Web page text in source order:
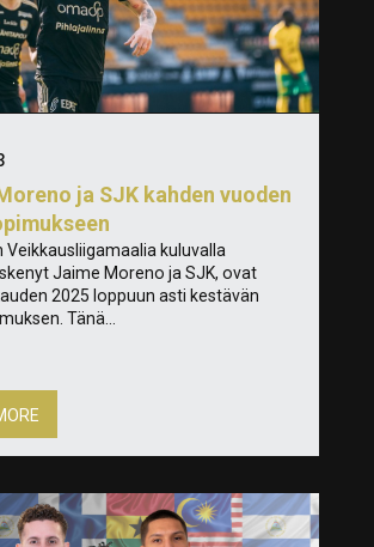
ja SJK kahden vuoden
Veikkausliigamaalia kuluvalla
Jaime Moreno ja SJK, ovat
2025 loppuun asti kestävän
Tänä...